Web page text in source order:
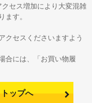
セス増加により大変混雑
ます。
クセスくださいますよう
合には、「お買い物履
ップへ